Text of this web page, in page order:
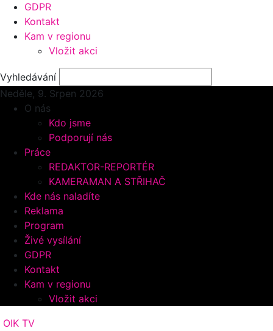
GDPR
Kontakt
Kam v regionu
Vložit akci
Vyhledávání
Neděle, 9. Srpen 2026
O nás
Kdo jsme
Podporují nás
Práce
REDAKTOR-REPORTÉR
KAMERAMAN A STŘIHAČ
Kde nás naladíte
Reklama
Program
Živé vysílání
GDPR
Kontakt
Kam v regionu
Vložit akci
OIK TV